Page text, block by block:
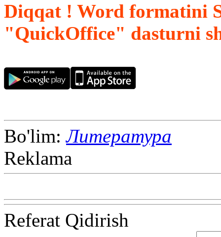
Diqqat ! Word formatini
"QuickOffice" dasturni
Bo'lim:Литература
Reklama
Referat Qidirish